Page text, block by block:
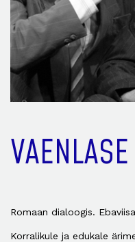
Romaan dialoogis.
Korralikule ja edukale